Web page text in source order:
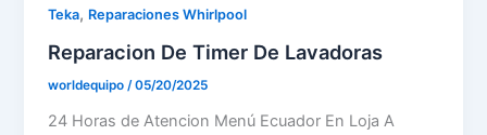
Teka, Reparaciones Whirlpool
Reparacion De Timer De Lavadoras
worldequipo /05/20/2025
24 Horas de Atencion Menú Ecuador En Loja A